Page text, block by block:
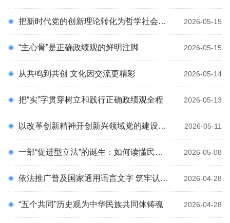
通知公告
预决算公开
专题专栏
统战文化
2026-05-15
把新时代党的创新理论转化为哲学社会科学分析框架
2026-05-15
“主心骨”是正确政绩观的鲜明注脚
2026-05-14
从共鸣到共创 文化因交流更精彩
2026-05-13
把“实”字贯穿树立和践行正确政绩观全程
2026-05-11
以改革创新精神开创新兴领域党的建设工作新局面
2026-05-08
一部“促进型立法”的诞生：如何读懂民族团结进步促进法？
2026-04-28
依法推广普及国家通用语言文字 筑牢认同之基
2026-04-28
“五个共同”历史观为中华民族共同体铸魂